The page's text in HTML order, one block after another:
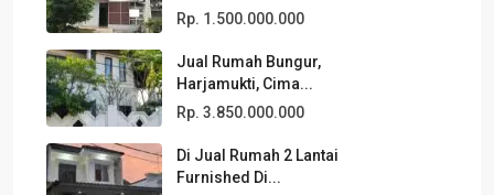
Rp. 1.500.000.000
Jual Rumah Bungur,
Harjamukti, Cima...
Rp. 3.850.000.000
Di Jual Rumah 2 Lantai
Furnished Di...